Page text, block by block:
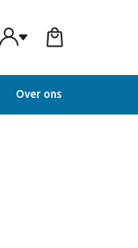
Over ons